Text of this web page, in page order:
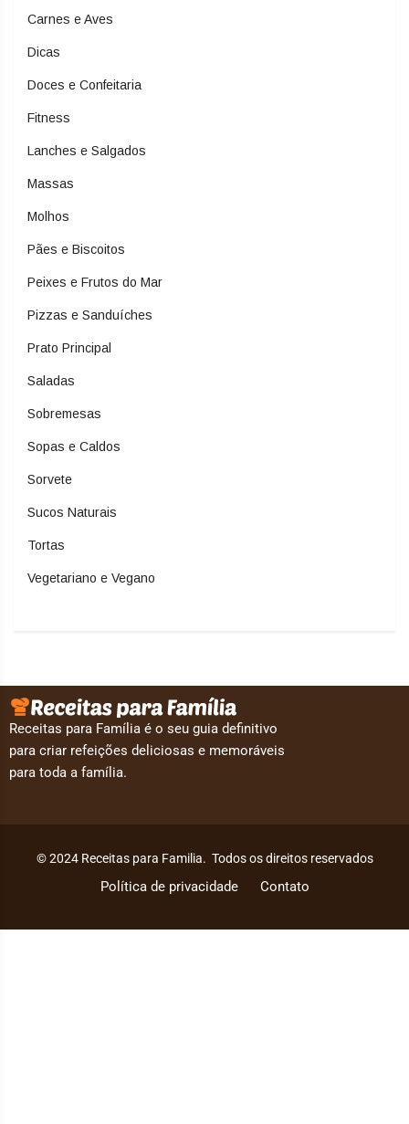
Carnes e Aves
Dicas
Doces e Confeitaria
Fitness
Lanches e Salgados
Massas
Molhos
Pães e Biscoitos
Peixes e Frutos do Mar
Pizzas e Sanduíches
Prato Principal
Saladas
Sobremesas
Sopas e Caldos
Sorvete
Sucos Naturais
Tortas
Vegetariano e Vegano
Receitas para Família é o seu guia definitivo
para criar refeições deliciosas e memoráveis
para toda a família.
© 2024 Receitas para Familia. Todos os direitos reservados
Política de privacidade Contato